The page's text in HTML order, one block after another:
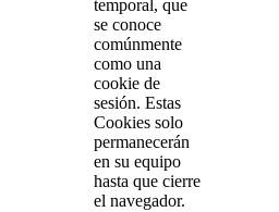
temporal, que
se conoce
comúnmente
como una
cookie de
sesión. Estas
Cookies solo
permanecerán
en su equipo
hasta que cierre
el navegador.